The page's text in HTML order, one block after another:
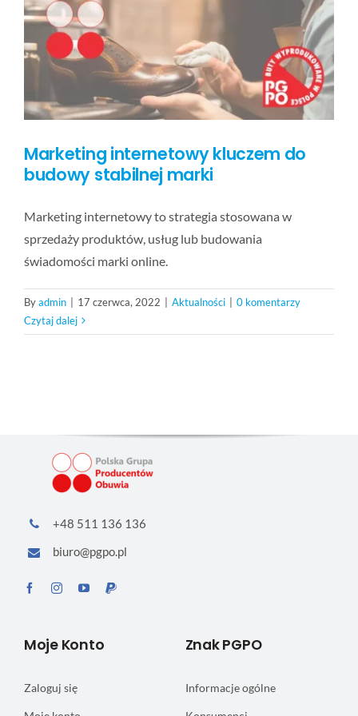
KONTAKT
FAQ
Marketing internetowy kluczem do
budowy stabilnej marki
Marketing internetowy to strategia stosowana w
sprzedaży produktów, usług lub budowania
świadomości marki online.
Byadmin 17 czerwca, 2022 Aktualności
0 komentarzy
Czytaj dalej
+48 511 136 136
biuro@pgpo.pl
Moje Konto
Zaloguj się
Znak PGPO
Informacje ogólne